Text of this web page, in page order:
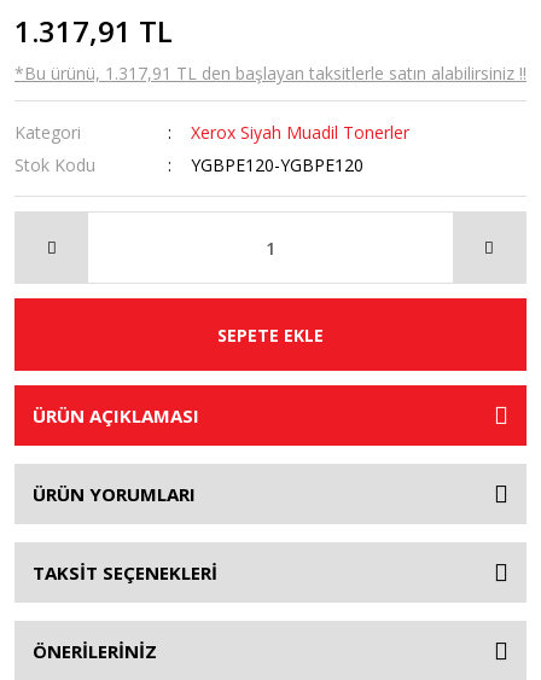
1.317,91 TL
*Bu ürünü, 1.317,91 TL den başlayan taksitlerle satın alabilirsiniz !!
Kategori
Xerox Siyah Muadil Tonerler
Stok Kodu
YGBPE120-YGBPE120
SEPETE EKLE
ÜRÜN AÇIKLAMASI
ÜRÜN YORUMLARI
TAKSİT SEÇENEKLERİ
ÖNERİLERİNİZ